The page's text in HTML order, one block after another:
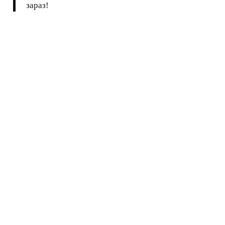
зараз!